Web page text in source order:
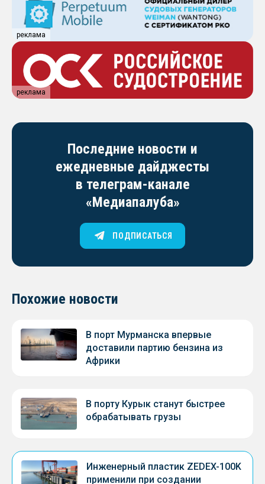
реклама
реклама
Последние новости и
ежедневные дайджесты
в телеграм-канале
«Медиапалуба»
ПОДПИСАТЬСЯ
Похожие новости
В порт Мурманска впервые
доставили партию бензина из
Африки
В порту Курык станут быстрее
обрабатывать грузы
Инженерный пластик ZEDEX-100K
применили при создании